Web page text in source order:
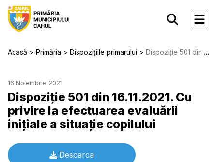
Acasă Primăria Dispozițiile primarului Dispoziție 501 din 16.11.2021. Cu privire la efectuarea evaluării iniţiale a situaţie copilului
16 Noiembrie 2021
Dispoziție 501 din 16.11.2021. Cu
privire la efectuarea evaluării
iniţiale a situaţie copilului
Descarca